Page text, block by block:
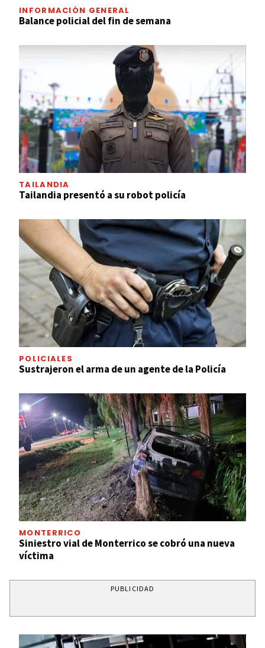
INFORMACIÓN GENERAL
Balance policial del fin de semana
TAILANDIA
Tailandia presentó a su robot policía
POLICIALES
Sustrajeron el arma de un agente de la Policía
MONTERRICO
Siniestro vial de Monterrico se cobró una nueva
víctima
PUBLICIDAD